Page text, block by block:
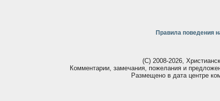
Правила поведения
(С) 2008-2026,
Комментарии, замечания, пожелания и
Размещено в дата центре